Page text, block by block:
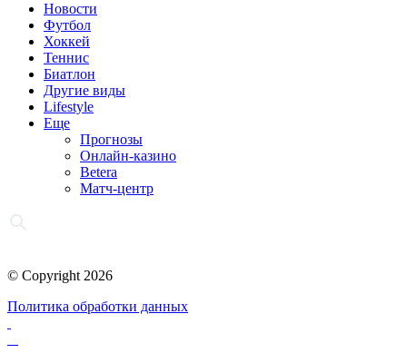
Новости
Футбол
Хоккей
Теннис
Биатлон
Другие виды
Lifestyle
Еще
Прогнозы
Онлайн-казино
Betera
Матч-центр
© Copyright 2026
Политика обработки данных